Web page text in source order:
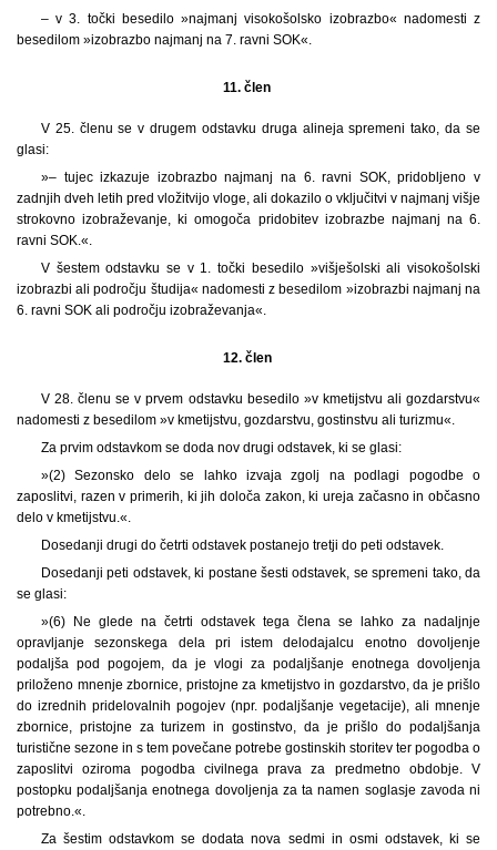
– v 3. točki besedilo »najmanj visokošolsko izobrazbo« nadomesti z
besedilom »izobrazbo najmanj na 7. ravni SOK«.
11. člen
V 25. členu se v drugem odstavku druga alineja spremeni tako, da se
glasi:
»– tujec izkazuje izobrazbo najmanj na 6. ravni SOK, pridobljeno v
zadnjih dveh letih pred vložitvijo vloge, ali dokazilo o vključitvi v najmanj višje
strokovno izobraževanje, ki omogoča pridobitev izobrazbe najmanj na 6.
ravni SOK.«.
V šestem odstavku se v 1. točki besedilo »višješolski ali visokošolski
izobrazbi ali področju študija« nadomesti z besedilom »izobrazbi najmanj na
6. ravni SOK ali področju izobraževanja«.
12. člen
V 28. členu se v prvem odstavku besedilo »v kmetijstvu ali gozdarstvu«
nadomesti z besedilom »v kmetijstvu, gozdarstvu, gostinstvu ali turizmu«.
Za prvim odstavkom se doda nov drugi odstavek, ki se glasi:
»(2) Sezonsko delo se lahko izvaja zgolj na podlagi pogodbe o
zaposlitvi, razen v primerih, ki jih določa zakon, ki ureja začasno in občasno
delo v kmetijstvu.«.
Dosedanji drugi do četrti odstavek postanejo tretji do peti odstavek.
Dosedanji peti odstavek, ki postane šesti odstavek, se spremeni tako, da
se glasi:
»(6) Ne glede na četrti odstavek tega člena se lahko za nadaljnje
opravljanje sezonskega dela pri istem delodajalcu enotno dovoljenje
podaljša pod pogojem, da je vlogi za podaljšanje enotnega dovoljenja
priloženo mnenje zbornice, pristojne za kmetijstvo in gozdarstvo, da je prišlo
do izrednih pridelovalnih pogojev (npr. podaljšanje vegetacije), ali mnenje
zbornice, pristojne za turizem in gostinstvo, da je prišlo do podaljšanja
turistične sezone in s tem povečane potrebe gostinskih storitev ter pogodba o
zaposlitvi oziroma pogodba civilnega prava za predmetno obdobje. V
postopku podaljšanja enotnega dovoljenja za ta namen soglasje zavoda ni
potrebno.«.
Za šestim odstavkom se dodata nova sedmi in osmi odstavek, ki se